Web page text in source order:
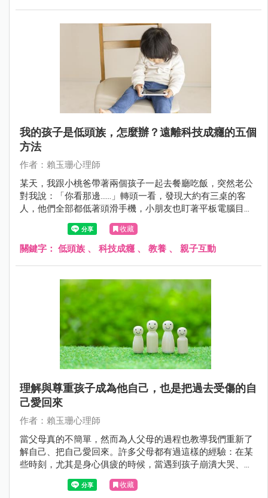
我的孩子是低頭族，怎麼辦？遠離科技成癮的五個
方法
作者：賴玉珊心理師
某天，我跟小桃爸帶著兩個孩子一起去餐廳吃飯，突然老公
對我說：「你看那邊......」轉頭一看，發現大約有三桌的客
人，他們全部都低著頭滑手機，小朋友也盯著平板電腦目不
轉睛。這種人在心不在的場景，你是否也發現越來越普遍了
收藏
關鍵字： 低頭族 、 科技成癮 、 教養 、 親子互動
理解與尊重孩子成為他自己，也是把過去受傷的自
己愛回來
作者：賴玉珊心理師
當父母真的不簡單，然而為人父母的過程也教導我們重新了
解自己、把自己愛回來。許多父母都有過這樣的經驗：在某
些時刻，尤其是身心俱疲的時候，當遇到孩子崩潰大哭、吵
鬧執抝的狀況時，內心翻攪著憤怒和焦慮，身體感覺緊繃。
收藏